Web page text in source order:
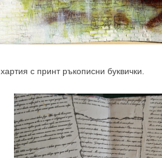
с принт ръкописни буквички.